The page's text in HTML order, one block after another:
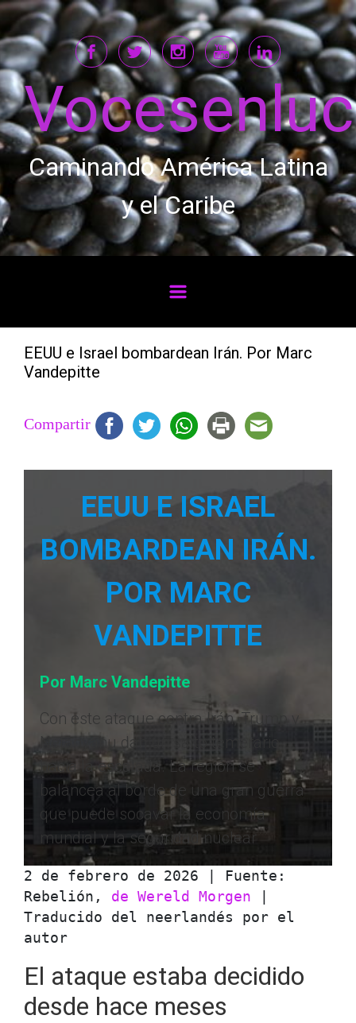
Saltar al contenido principal
Caminando América Latina
y el Caribe
EEUU e Israel bombardean Irán. Por Marc
Vandepitte
Compartir
EEUU E ISRAEL
BOMBARDEAN IRÁN.
POR MARC
VANDEPITTE
Por Marc Vandepitte
Con este ataque contra Irán, Trump y
Netanyahu dan un salto temerario
hacia la escalada. La región se
balancea al borde de una gran guerra
que puede socavar la economía
mundial y la seguridad nuclear
2 de febrero de 2026 | Fuente:
Rebelión, de Wereld Morgen
Traducido del neerlandés por el
autor
El ataque estaba decidido
desde hace meses